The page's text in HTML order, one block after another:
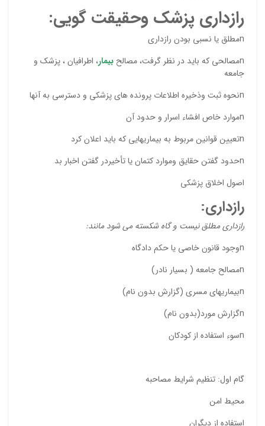
رازداري پزشک وحقيقت گويي:
nمطلق يا نسبي بودن رازداري
nمصالحي که بايد در نظر گرفت، مصالح
بيمار، اطرافيان ، پزشک و
جامعه
nنحوه ثبت وذخيره اطلاعات پرونده هاي پزشکي و دسترسي به آنها
nموارد خاص افشاء اسرار و حدود آن
nتعيين قوانين مربوط به بيماريهايي که بايد اعلان کرد
nحدود گفتن حقايق وموارد کتمان يا تأخيردر گفتن اخبار بد
اصول اخلاق پزشکی
رازداري:
رازداري مطلق نيست و گاه شكسته مي شود مانند:
nوجود قانون خاصي يا حكم دادگاه
nمصالح جامعه ( بسيار نادر)
nبيماريهاي مسري (گزارش بدون نام)
nگزارش مورد(بدون نام)
nسوء استفاده از كودكان
گام اول: تنظیم شرایط مصاحبه
محیط امن
استفاده از دیگران